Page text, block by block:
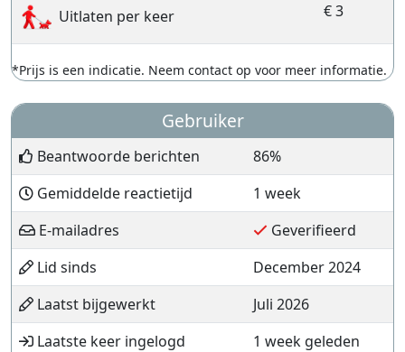
Uitlaten per keer € 3
*Prijs is een indicatie. Neem contact op voor meer informatie.
Gebruiker
Beantwoorde berichten
86%
Gemiddelde reactietijd
1 week
E-mailadres
Geverifieerd
Lid sinds
December 2024
Laatst bijgewerkt
Juli 2026
Laatste keer ingelogd
1 week geleden